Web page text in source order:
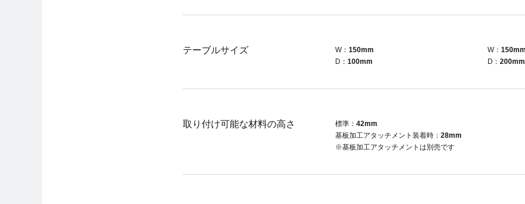
テーブルサイズ W： 150mm
D： 100mm
W： 150mm
D： 200mm
取り付け可能な材料の高さ 標準： 42mm
基板加工アタッチメント装着時： 28mm
※基板加工アタッチメントは別売です